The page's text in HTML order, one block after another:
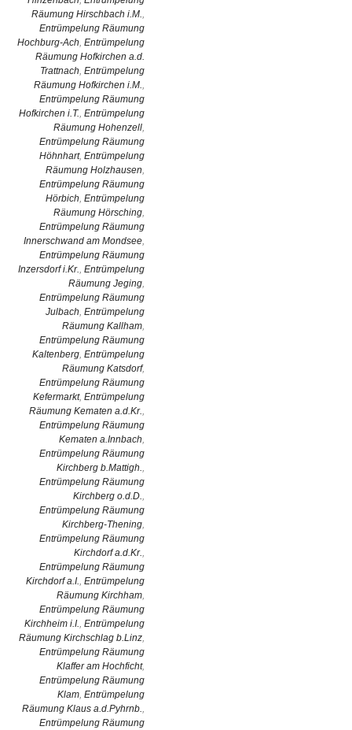
Räumung Hirschbach i.M.,
Entrümpelung Räumung
Hochburg-Ach, Entrümpelung
Räumung Hofkirchen a.d.
Trattnach, Entrümpelung
Räumung Hofkirchen i.M.,
Entrümpelung Räumung
Hofkirchen i.T., Entrümpelung
Räumung Hohenzell,
Entrümpelung Räumung
Höhnhart, Entrümpelung
Räumung Holzhausen,
Entrümpelung Räumung
Hörbich, Entrümpelung
Räumung Hörsching,
Entrümpelung Räumung
Innerschwand am Mondsee,
Entrümpelung Räumung
Inzersdorf i.Kr., Entrümpelung
Räumung Jeging,
Entrümpelung Räumung
Julbach, Entrümpelung
Räumung Kallham,
Entrümpelung Räumung
Kaltenberg, Entrümpelung
Räumung Katsdorf,
Entrümpelung Räumung
Kefermarkt, Entrümpelung
Räumung Kematen a.d.Kr.,
Entrümpelung Räumung
Kematen a.Innbach,
Entrümpelung Räumung
Kirchberg b.Mattigh.,
Entrümpelung Räumung
Kirchberg o.d.D.,
Entrümpelung Räumung
Kirchberg-Thening,
Entrümpelung Räumung
Kirchdorf a.d.Kr.,
Entrümpelung Räumung
Kirchdorf a.I., Entrümpelung
Räumung Kirchham,
Entrümpelung Räumung
Kirchheim i.I., Entrümpelung
Räumung Kirchschlag b.Linz,
Entrümpelung Räumung
Klaffer am Hochficht,
Entrümpelung Räumung
Klam, Entrümpelung
Räumung Klaus a.d.Pyhrnb.,
Entrümpelung Räumung